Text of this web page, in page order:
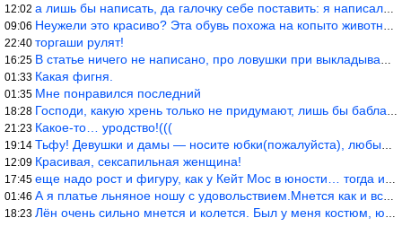
12:02 а лишь бы написать, да галочку себе поставить: я написала статью
09:06 Неужели это красиво? Эта обувь похожа на копыто животного, не хв
22:40 торгаши рулят!
16:25 В статье ничего не написано, про ловушки при выкладывании товара
01:33 Какая фигня.
01:35 Мне понравился последний
18:28 Господи, какую хрень только не придумают, лишь бы бабла срубить!
21:23 Какое-то… уродство!(((
19:14 Тьфу! Девушки и дамы — носите юбки(пожалуйста), любые штаны на ж
12:09 Красивая, сексапильная женщина!
17:45 еще надо рост и фигуру, как у Кейт Мос в юности… тогда и стиль т
01:46 А я платье льняное ношу с удовольствием.Мнется как и все. Но это
18:23 Лён очень сильно мнется и колется. Был у меня костюм, юбка и жак